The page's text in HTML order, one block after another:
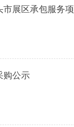
展区承包服务项
购公示